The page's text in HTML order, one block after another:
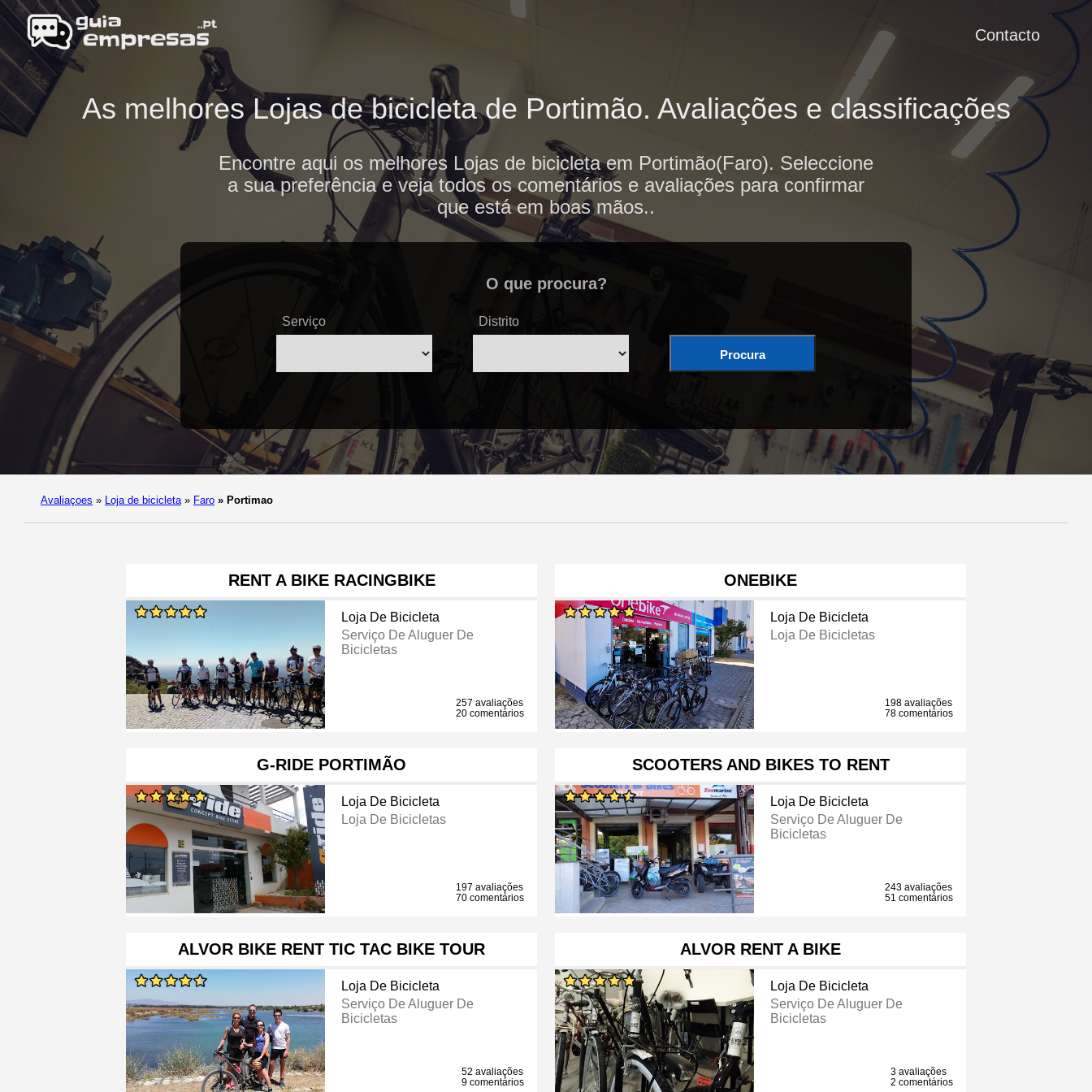
Contacto
As melhores Lojas de bicicleta de Portimão. Avaliações e classificações
Encontre aqui os melhores Lojas de bicicleta em Portimão(Faro). Seleccione
a sua preferência e veja todos os comentários e avaliações para confirmar
que está em boas mãos..
O que procura?
Serviço Distrito
Procura
Avaliaçoes » Loja de bicicleta » Faro » Portimao
RENT A BIKE RACINGBIKE
Loja De Bicicleta
Serviço De Aluguer De
Bicicletas
257 avaliações
20 comentários
ONEBIKE
Loja De Bicicleta
Loja De Bicicletas
198 avaliações
78 comentários
G-RIDE PORTIMÃO
Loja De Bicicleta
Loja De Bicicletas
197 avaliações
70 comentários
SCOOTERS AND BIKES TO RENT
Loja De Bicicleta
Serviço De Aluguer De
Bicicletas
243 avaliações
51 comentários
ALVOR BIKE RENT TIC TAC BIKE TOUR
Loja De Bicicleta
Serviço De Aluguer De
Bicicletas
52 avaliações
9 comentários
ALVOR RENT A BIKE
Loja De Bicicleta
Serviço De Aluguer De
Bicicletas
3 avaliações
2 comentários